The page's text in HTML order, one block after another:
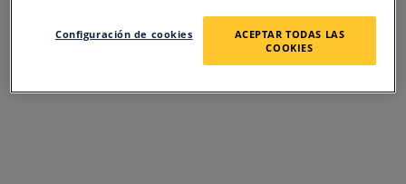
SORRY FOR THE
INCONVENIENCE
Configuración de cookies
ACEPTAR TODAS LAS
COOKIES